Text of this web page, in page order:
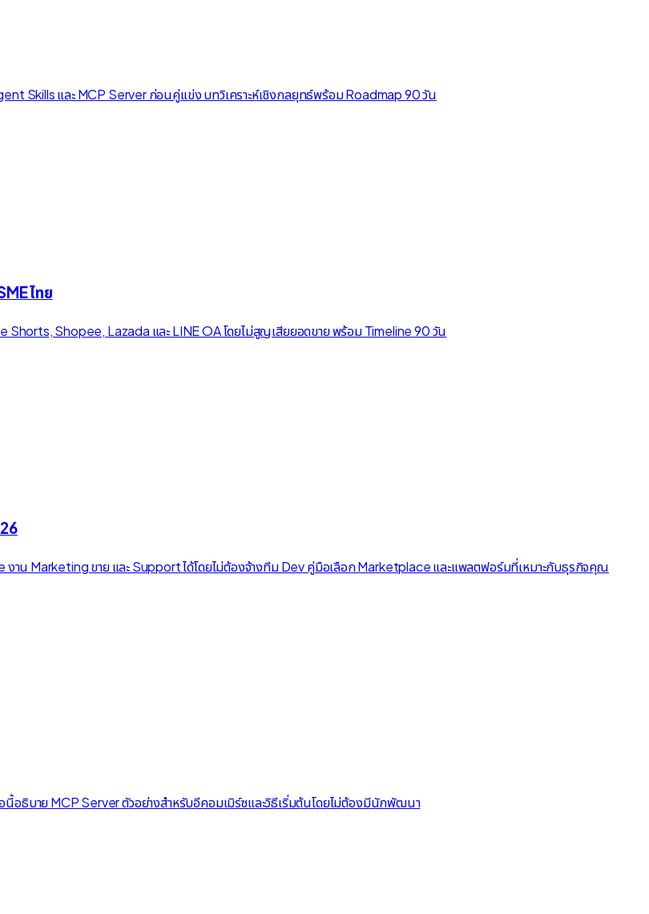
Skills และ MCP Server ก่อนคู่แข่ง บทวิเคราะห์เชิงกลยุทธ์พร้อม Roadmap 90 วัน
ไทย
Shorts, Shopee, Lazada และ LINE OA โดยไม่สูญเสียยอดขาย พร้อม Timeline 90 วัน
น Marketing ขาย และ Support ได้โดยไม่ต้องจ้างทีม Dev คู่มือเลือก Marketplace และแพลตฟอร์มที่เหมาะกับธุรกิจคุณ
ธิบาย MCP Server ตัวอย่างสำหรับอีคอมเมิร์ซและวิธีเริ่มต้นโดยไม่ต้องมีนักพัฒนา